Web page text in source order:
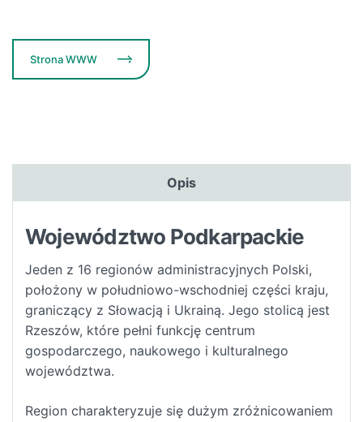
Strona WWW
Opis
Województwo Podkarpackie
Jeden z 16 regionów administracyjnych Polski,
położony w południowo-wschodniej części kraju,
graniczący z Słowacją i Ukrainą. Jego stolicą jest
Rzeszów, które pełni funkcję centrum
gospodarczego, naukowego i kulturalnego
województwa.
Region charakteryzuje się dużym zróżnicowaniem